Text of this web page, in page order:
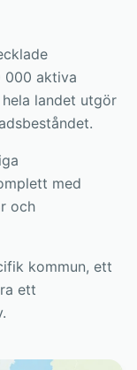
000 aktiva
landet utgör
med
och
kommun, ett
ett